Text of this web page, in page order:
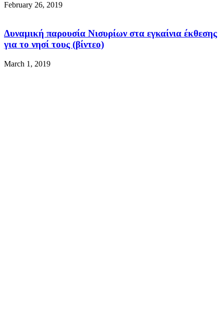
February 26, 2019
Δυναμική παρουσία Νισυρίων στα εγκαίνια έκθεσης
για το νησί τους (βίντεο)
March 1, 2019